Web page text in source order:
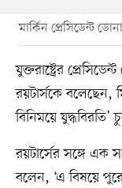
মার্কিন প্রেসিডেন্ট
যুক্তরাষ্ট্রের
রয়টার্সকে বলেছেন,
বিনিময়ে যুদ্ধবিরতি’
রয়টার্সের সঙ্গে এক
বলেন, ‘এ বিষয়ে